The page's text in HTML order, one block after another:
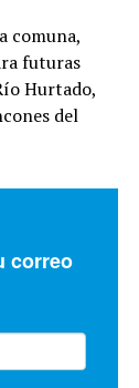
comuna,
futuras
Hurtado,
del